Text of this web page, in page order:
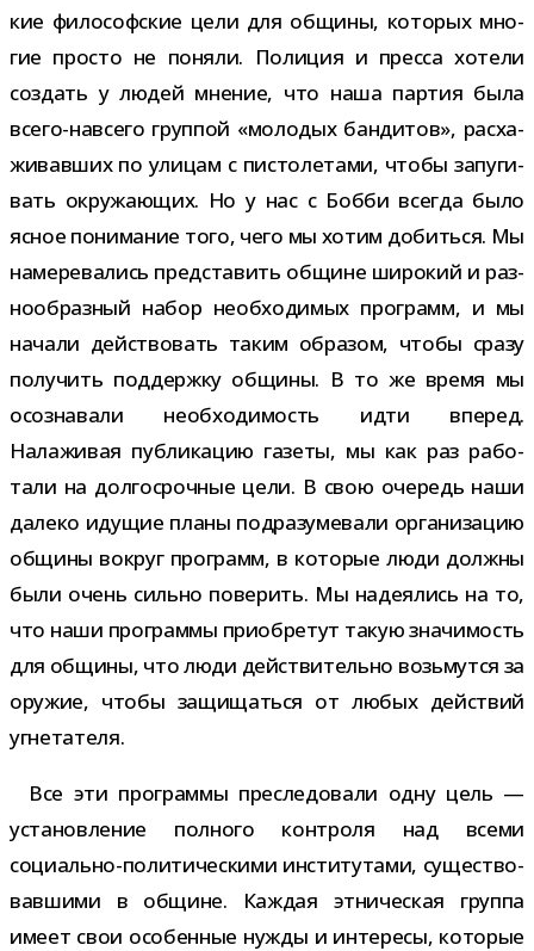
кие фило­соф­ские цели для общины, кото­рых мно­
гие про­сто не поняли. Полиция и пресса хотели
создать у людей мне­ние, что наша пар­тия была
всего-​навсего груп­пой «моло­дых бан­ди­тов», рас­ха­
жи­вав­ших по ули­цам с писто­ле­тами, чтобы запу­ги­
вать окру­жа­ю­щих. Но у нас с Бобби все­гда было
ясное пони­ма­ние того, чего мы хотим добиться. Мы
наме­ре­ва­лись пред­ста­вить общине широ­кий и раз­
но­об­раз­ный набор необ­хо­ди­мых про­грамм, и мы
начали дей­ство­вать таким обра­зом, чтобы сразу
полу­чить под­держку общины. В то же время мы
осо­зна­вали необ­хо­ди­мость идти впе­ред.
Налаживая пуб­ли­ка­цию газеты, мы как раз рабо­
тали на дол­го­сроч­ные цели. В свою оче­редь наши
далеко иду­щие планы под­ра­зу­ме­вали орга­ни­за­цию
общины вокруг про­грамм, в кото­рые люди должны
были очень сильно пове­рить. Мы наде­я­лись на то,
что наши про­граммы при­об­ре­тут такую зна­чи­мость
для общины, что люди дей­стви­тельно возь­мутся за
ору­жие, чтобы защи­щаться от любых дей­ствий
угнетателя.
Все эти про­граммы пре­сле­до­вали одну цель —
уста­нов­ле­ние пол­ного кон­троля над всеми
социально-​политическими инсти­ту­тами, суще­ство­
вав­шими в общине. Каждая этни­че­ская группа
имеет свои осо­бен­ные нужды и инте­ресы, кото­рые